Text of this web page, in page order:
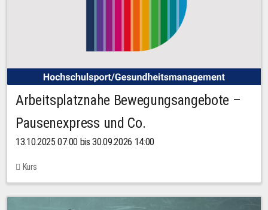
Arbeitsplatznahe Bewegungsangebote –
Pausenexpress und Co.
13.10.2025 07:00 bis 30.09.2026 14:00
Kurs